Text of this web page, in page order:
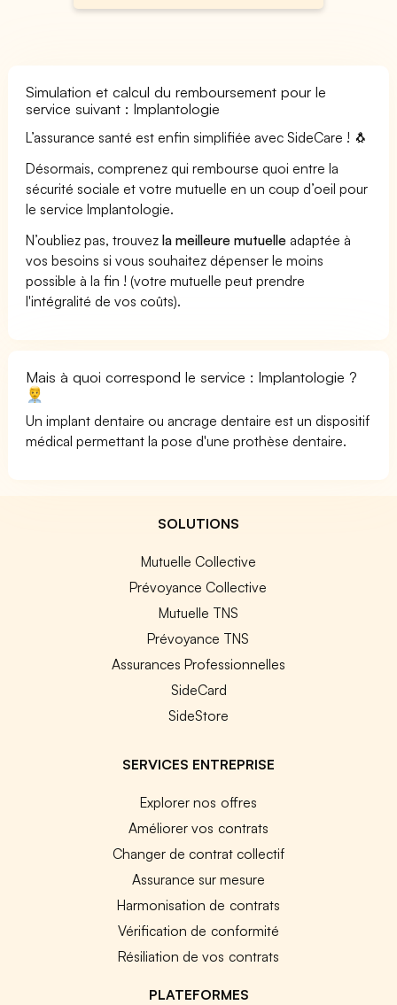
Simulation et calcul du remboursement pour le
service suivant : Implantologie
L’assurance santé est enfin simplifiée avec SideCare ! 🐧
Désormais, comprenez qui rembourse quoi entre la
sécurité sociale et votre mutuelle en un coup d’oeil pour
le service Implantologie.
N’oubliez pas, trouvezla meilleure mutuelle adaptée à
vos besoins si vous souhaitez dépenser le moins
possible à la fin ! (votre mutuelle peut prendre
l'intégralité de vos coûts).
Mais à quoi correspond le service : Implantologie ?
Un implant dentaire ou ancrage dentaire est un dispositif
médical permettant la pose d'une prothèse dentaire.
SOLUTIONS
Mutuelle Collective
Prévoyance Collective
Mutuelle TNS
Prévoyance TNS
Assurances Professionnelles
SideCard
SideStore
SERVICES ENTREPRISE
Explorer nos offres
Améliorer vos contrats
Changer de contrat collectif
Assurance sur mesure
Harmonisation de contrats
Vérification de conformité
Résiliation de vos contrats
PLATEFORMES